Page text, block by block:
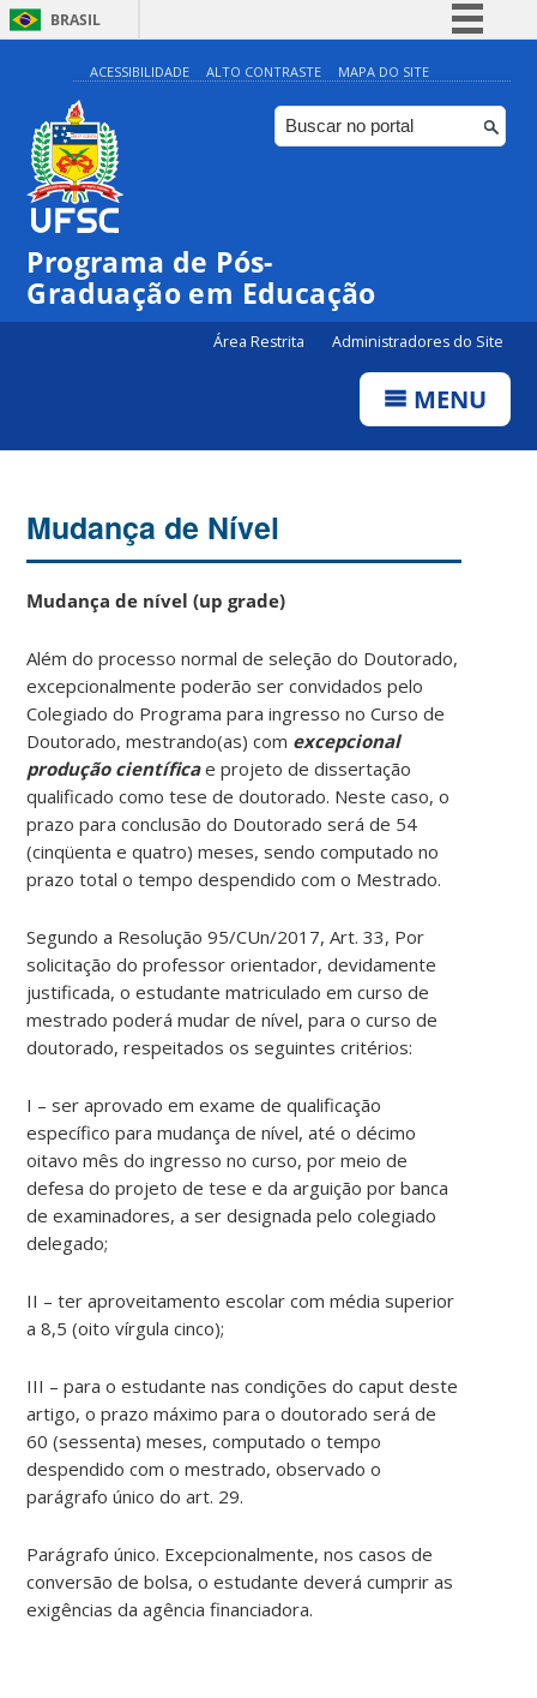
BRASIL
Simplifique!
Comunica BR
Participe
ACESSIBILIDADE ALTO CONTRASTE MAPA DO SITE
Programa de Pós-
Graduação em Educação
Área Restrita Administradores do Site
MENU
Mudança de Nível
Mudança de nível (up grade)
Além do processo normal de seleção do Doutorado,
excepcionalmente poderão ser convidados pelo
Colegiado do Programa para ingresso no Curso de
Doutorado, mestrando(as) com excepcional
produção científicae projeto de dissertação
qualificado como tese de doutorado. Neste caso, o
prazo para conclusão do Doutorado será de 54
(cinqüenta e quatro) meses, sendo computado no
prazo total o tempo despendido com o Mestrado.
Segundo a Resolução 95/CUn/2017, Art. 33, Por
solicitação do professor orientador, devidamente
justificada, o estudante matriculado em curso de
mestrado poderá mudar de nível, para o curso de
doutorado, respeitados os seguintes critérios:
I – ser aprovado em exame de qualificação
específico para mudança de nível, até o décimo
oitavo mês do ingresso no curso, por meio de
defesa do projeto de tese e da arguição por banca
de examinadores, a ser designada pelo colegiado
delegado;
II – ter aproveitamento escolar com média superior
a 8,5 (oito vírgula cinco);
III – para o estudante nas condições do caput deste
artigo, o prazo máximo para o doutorado será de
60 (sessenta) meses, computado o tempo
despendido com o mestrado, observado o
parágrafo único do art. 29.
Parágrafo único. Excepcionalmente, nos casos de
conversão de bolsa, o estudante deverá cumprir as
exigências da agência financiadora.